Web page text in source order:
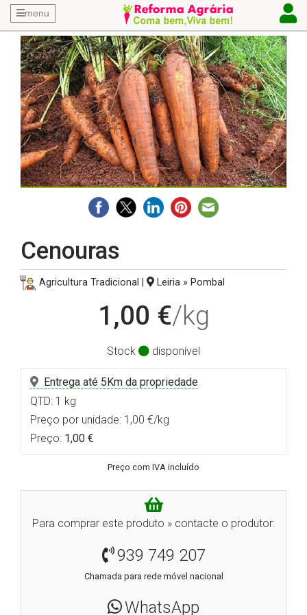
menu
Cenouras
Agricultura Tradicional | Leiria » Pombal
1,00 €/kg
Stock disponível
Entrega até 5Km da propriedade
QTD: 1 kg
Preço por unidade: 1,00 €/kg
Preço: 1,00 €
Preço com IVA incluído
Para comprar este produto » contacte o produtor:
939 749 207
Chamada para rede móvel nacional
WhatsApp